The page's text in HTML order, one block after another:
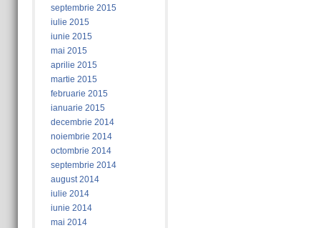
septembrie 2015
iulie 2015
iunie 2015
mai 2015
aprilie 2015
martie 2015
februarie 2015
ianuarie 2015
decembrie 2014
noiembrie 2014
octombrie 2014
septembrie 2014
august 2014
iulie 2014
iunie 2014
mai 2014